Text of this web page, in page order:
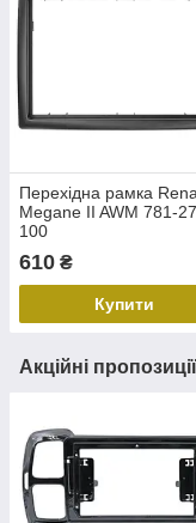
Перехідна рамка
Megane II AWM 781-
100
610 ₴
Купити
Акційні